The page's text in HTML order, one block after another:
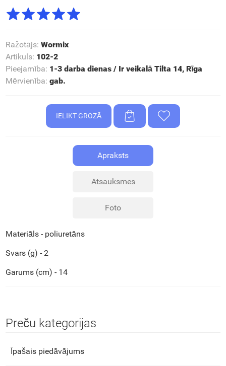
Ražotājs: Wormix
Artikuls: 102-2
Pieejamība: 1-3 darba dienas / Ir veikalā Tilta 14, Rīga
Mērvienība: gab.
Apraksts
Atsauksmes
Foto
Materiāls - poliuretāns
Svars (g) - 2
Garums (cm) - 14
Preču kategorijas
Īpašais piedāvājums